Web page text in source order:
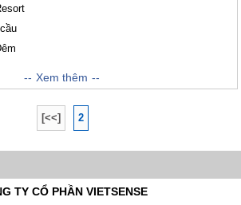
trải nghiệm Cô Tô. Nhưng thực tế, tại thành phố
đảo rất xinh đẹp, hấp dẫn là đảo Quan Lạn.
cho những chuyến đi ngắn ngày. Hành
của mình.
Xem thêm
[<<] 2
TY CỔ PHẦN VIETSENSE